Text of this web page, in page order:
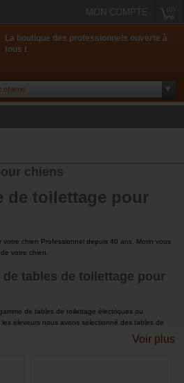
MON COMPTE
La boutique des professionnels ouverte à
tous !
chiens
de toilettage pour
chien Professionnel depuis 40 ans, Morin vous
votre chien.
tables de toilettage pour
de tables de toilettage électriques ou
éleveurs nous avons sélectionné des tables de
de rangement. Les tables de toilettage sur
vous vous rendez à des expositions canines pour
Voir plus